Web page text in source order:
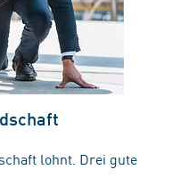
lohnt. Drei gute